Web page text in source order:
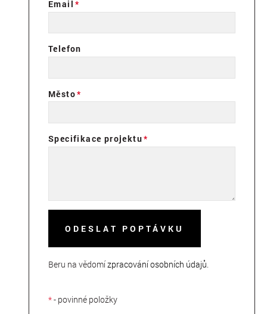
Email
Telefon
Město
Specifikace projektu
ODESLAT POPTÁVKU
Beru na vědomízpracování osobních údajů.
*- povinné položky